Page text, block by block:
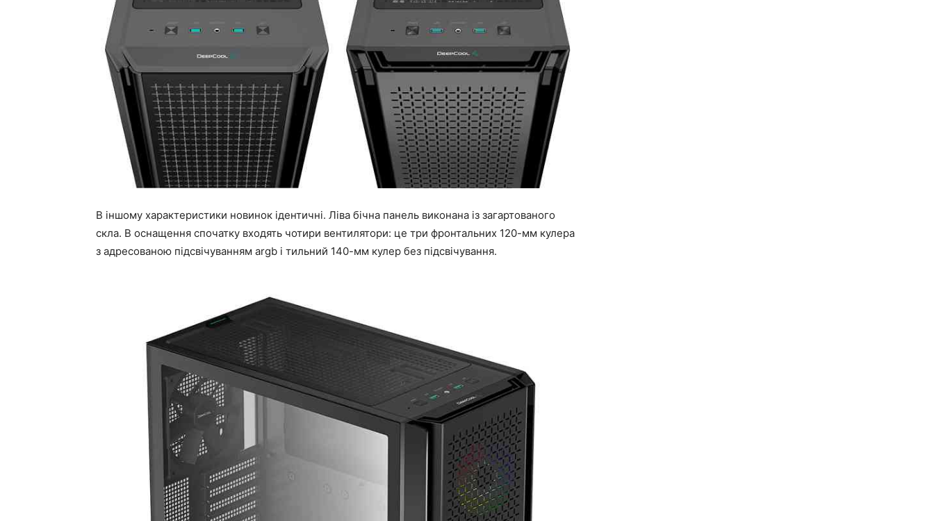
В іншому характеристики новинок ідентичні. Ліва бічна панель виконана із загартованого
скла. В оснащення спочатку входять чотири вентилятори: це три фронтальних 120-мм кулера
з адресованою підсвічуванням argb і тильний 140-мм кулер без підсвічування.